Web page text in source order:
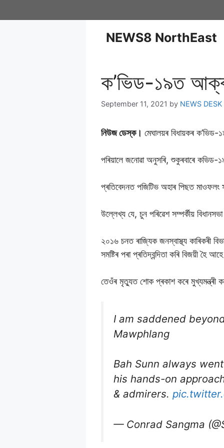
NEWS8 NorthEast
ক’ভিড-১৯ত
September 11, 2021 by NEWS DESK
নিউজ ডেস্ক। মেঘালয়ৰ বিধায়কৰ ক’ভিড-
পৰিয়ালে জনোৱা অনুসৰি, শুকুৰবাৰে
প্ৰতিবেদনত পজিটিভ অহাৰ পিছত
উল্লেখ্য যে, চুন পৰিৱেশ সম্পৰ্কীয়
২০১৬ চনত ৰাজ্যিক জনস্বাস্থ্য কাৰিকৰী
সমষ্টিৰ পৰা প্ৰতিদ্বন্দিতা কৰি বিজয়ী হৈ
তেওঁৰ মৃত্যুত শোক প্ৰকাশ কৰে মুখ্যমন্ত্ৰী
I am saddened
Mawphlang
Bah Sunn always
his hands-on
& admirers.
— Conrad Sangma